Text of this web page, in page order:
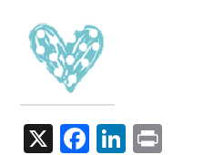
X Facebook
LinkedIn